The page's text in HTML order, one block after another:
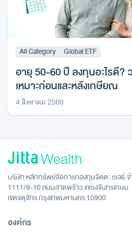
All Category Global ETF
อายุ 50-60 ปี ลงทุนอะไรดี?
เหมาะก่อนและหลังเกษียณ
4 สิงหาคม 2569
บริษัท หลักทรัพย์จัดการกองทุนจิตตะ เวลธ์
1111/9-10 ถนนลาดพร้าว แขวงจันทรเกษม
เขตจตุจักร กรุงเทพมหานคร 10900
องค์กร